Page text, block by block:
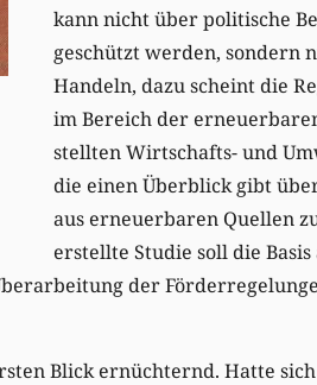
kann nicht über politische
geschützt werden, sondern
Handeln, dazu scheint die
im Bereich der
stellten Wirtschafts- und
die einen Überblick gibt
aus erneuerbaren Quellen
erstellte Studie soll die
der
Blick ernüchternd. Hatte